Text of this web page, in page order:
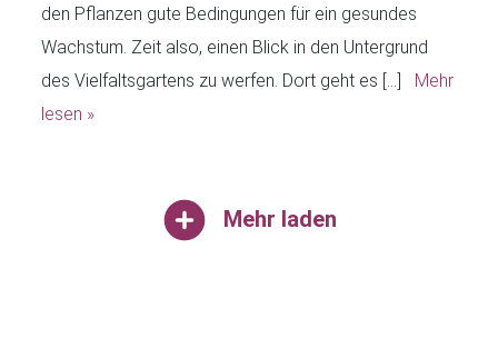
den Pflanzen gute Bedingungen für ein gesundes
Wachstum. Zeit also, einen Blick in den Untergrund
des Vielfaltsgartens zu werfen. Dort geht es […] Mehr
lesen »
Mehr laden